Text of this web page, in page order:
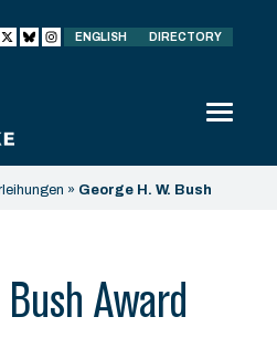
ENGLISH DIRECTORY
» George H. W. Bush
Award